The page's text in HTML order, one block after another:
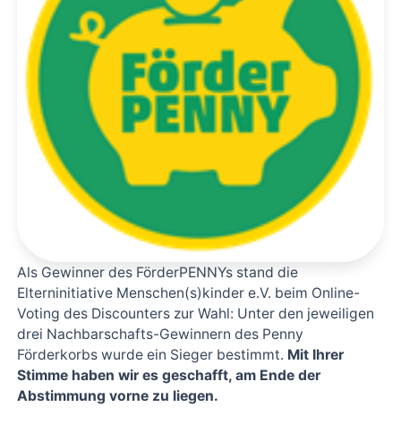
Als Gewinner des FörderPENNYs stand die
Elterninitiative Menschen(s)kinder e.V. beim Online-
Voting des Discounters zur Wahl: Unter den jeweiligen
drei Nachbarschafts-Gewinnern des Penny
Förderkorbs wurde ein Sieger bestimmt. Mit Ihrer
Stimme haben wir es geschafft, am Ende der
Abstimmung vorne zu liegen.